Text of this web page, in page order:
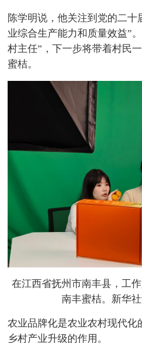
陈学明说，他关注到党的二十
业综合生产能力和质量效益”
村主任”，下一步将带着村民
蜜桔。
在江西省抚州市南丰县，工
南丰蜜桔。新华
农业品牌化是农业农村现代化
乡村产业升级的作用。